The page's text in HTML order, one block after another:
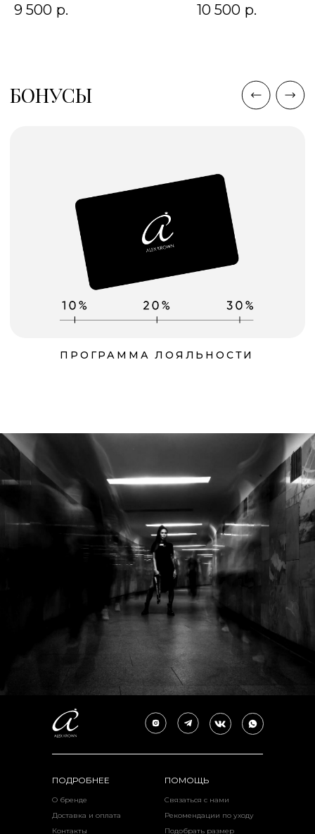
9 500 р. 10 500 р.
ПОДРОБНЕЕ ПОМОЩЬ
О бренде
Доставка и оплата
Контакты
Связаться с нами
Рекомендации по уходу
Подобрать размер